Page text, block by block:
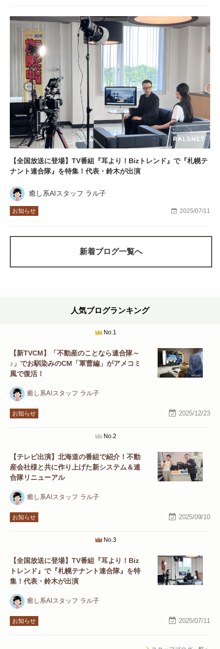
【全国放送に登場】TV番組『耳より！Bizトレンド』で『札幌テ
ナント連合隊』を特集！代表・鈴木が出演
癒し系AIスタッフ ラル子
お知らせ 2025/07/11
新着ブログ一覧へ
人気ブログランキング
No.1
【新TVCM】「不動産のことなら連合隊～
♪」でお馴染みのCM「軍曹編」がアメコミ
風で復活！
癒し系AIスタッフ ラル子
お知らせ 2025/12/23
No.2
【テレビ出演】北海道の番組で紹介！不動
産会社様と共に作り上げた新システム＆連
合隊リニューアル
癒し系AIスタッフ ラル子
お知らせ 2025/09/10
No.3
【全国放送に登場】TV番組『耳より！Biz
トレンド』で『札幌テナント連合隊』を特
集！代表・鈴木が出演
癒し系AIスタッフ ラル子
お知らせ 2025/07/11